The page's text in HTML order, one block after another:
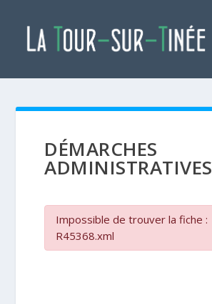
DÉMARCHES
ADMINISTRATIVES
Impossible de trouver la fiche :
R45368.xml